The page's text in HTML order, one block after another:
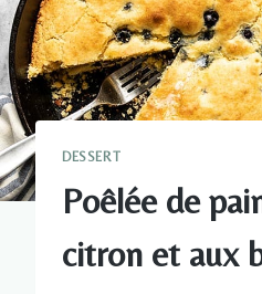
DESSERT
Poêlée de
citron et aux